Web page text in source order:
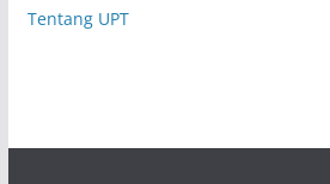
Tentang UPT